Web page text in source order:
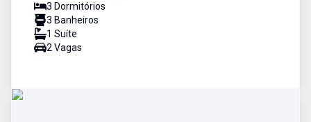
3 Dormitórios
3 Banheiros
1 Suíte
2 Vagas